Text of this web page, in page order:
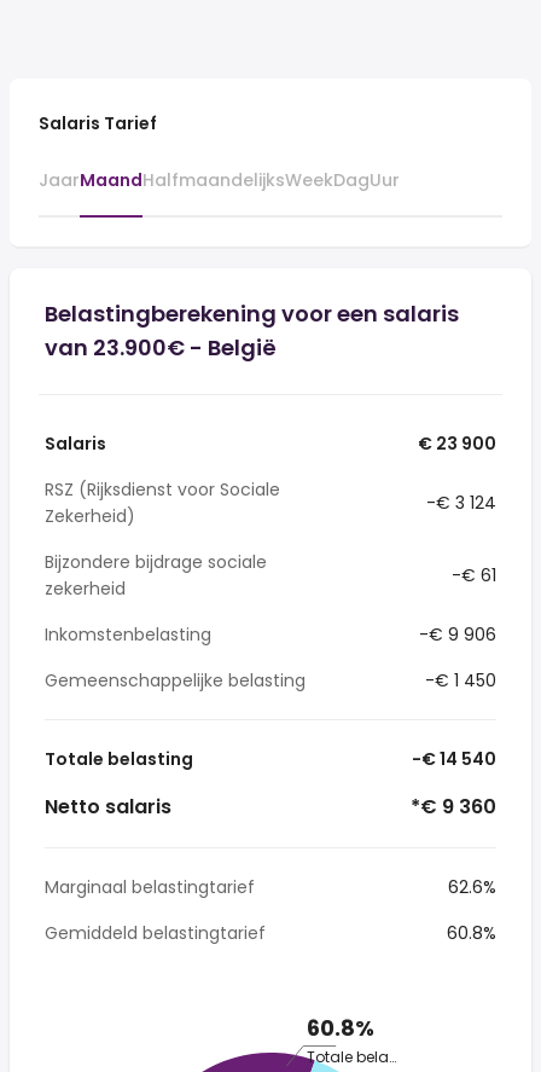
Salaris Tarief
JaarMaandHalfmaandelijksWeekDagUur
Belastingberekening voor een salaris
van 23.900€ - België
Salaris
€ 23 900
RSZ (Rijksdienst voor Sociale
Zekerheid)
-€ 3 124
Bijzondere bijdrage sociale
zekerheid
-€ 61
Inkomstenbelasting
-€ 9 906
Gemeenschappelijke belasting
-€ 1 450
Totale belasting -€ 14 540
Netto salaris *€ 9 360
Marginaal belastingtarief
62.6%
Gemiddeld belastingtarief
60.8%
60.8%
Totale belasting